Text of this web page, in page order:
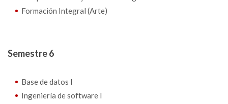
Formación Integral (Arte)
Semestre 6
Base de datos I
Ingeniería de software I